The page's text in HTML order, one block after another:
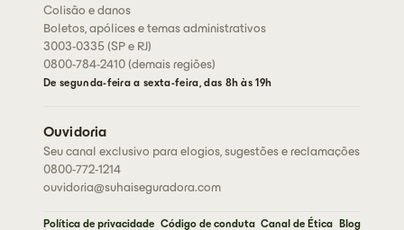
Colisão e danos
Boletos, apólices e temas administrativos
3003-0335 (SP e RJ)
0800-784-2410 (demais regiões)
De segunda-feira a sexta-feira, das 8h às 19h
Ouvidoria
Seu canal exclusivo para elogios, sugestões e reclamações
0800-772-1214
ouvidoria@suhaiseguradora.com
Política de privacidade Código de conduta Canal de Ética Blog